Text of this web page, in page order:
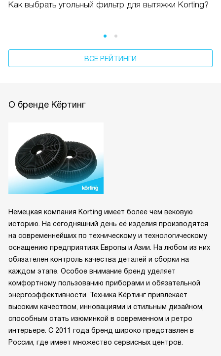
Как выбрать угольный фильтр для вытяжки Korting?
ВСЕ РЕЙТИНГИ
О бренде Кёртинг
Немецкая компания Korting имеет более чем вековую
историю. На сегодняшний день её изделия производятся
на современнейших по техническому и технологическому
оснащению предприятиях Европы и Азии. На любом из них
обязателен контроль качества деталей и сборки на
каждом этапе. Особое внимание бренд уделяет
комфортному пользованию приборами и обязательной
энергоэффективности. Техника Кёртинг привлекает
высоким качеством, инновациями и стильным дизайном,
способным стать изюминкой в современном и ретро
интерьере. С 2011 года бренд широко представлен в
России, где имеет множество сервисных центров.